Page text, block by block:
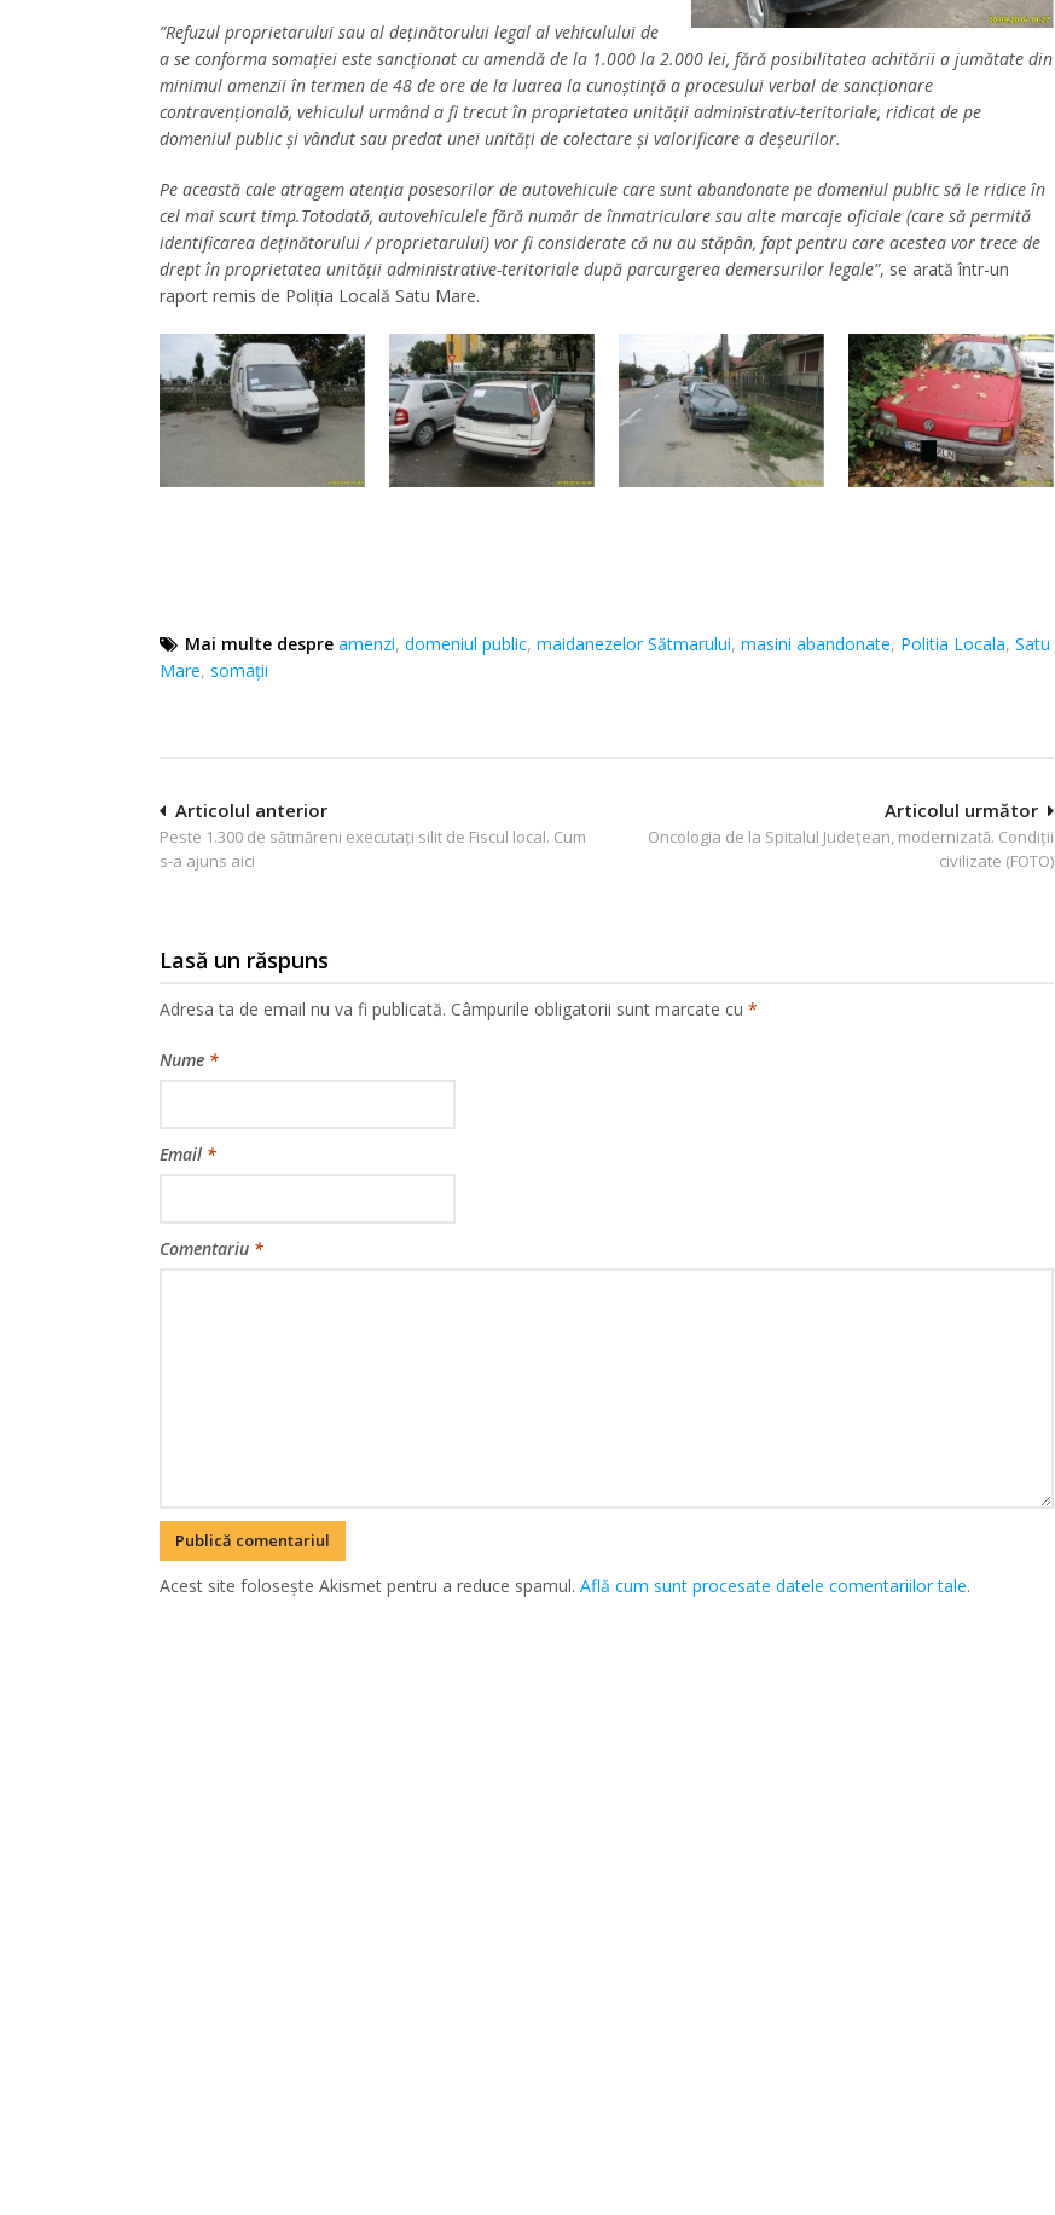
”Refuzul proprietarului sau al deţinătorului legal al vehiculului de
a se conforma somaţiei este sancţionat cu amendă de la 1.000 la 2.000 lei, fără posibilitatea achitării a jumătate din
minimul amenzii în termen de 48 de ore de la luarea la cunoştinţă a procesului verbal de sancţionare
contravenţională, vehiculul urmând a fi trecut în proprietatea unităţii administrativ-teritoriale, ridicat de pe
domeniul public şi vândut sau predat unei unităţi de colectare şi valorificare a deşeurilor.
Pe această cale atragem atenţia posesorilor de autovehicule care sunt abandonate pe domeniul public să le ridice în
cel mai scurt timp.Totodată, autovehiculele fără număr de înmatriculare sau alte marcaje oficiale (care să permită
identificarea deţinătorului / proprietarului) vor fi considerate că nu au stăpân, fapt pentru care acestea vor trece de
drept în proprietatea unităţii administrative-teritoriale după parcurgerea demersurilor legale”, se arată într-un
raport remis de Poliția Locală Satu Mare.
Mai multe despre amenzi, domeniul public, maidanezelor Sătmarului, masini abandonate, Politia Locala, Satu
Mare, somații
Navigare
în
Articolul următor
Oncologia de la Spitalul Județean, modernizată. Condiții
civilizate (FOTO)
Articolul anterior
Peste 1.300 de sătmăreni executați silit de Fiscul local. Cum
s-a ajuns aici
Lasă un răspuns
Adresa ta de email nu va fi publicată. Câmpurile obligatorii sunt marcate cu *
Nume *
Email *
Comentariu *
Acest site folosește Akismet pentru a reduce spamul. Află cum sunt procesate datele comentariilor tale.